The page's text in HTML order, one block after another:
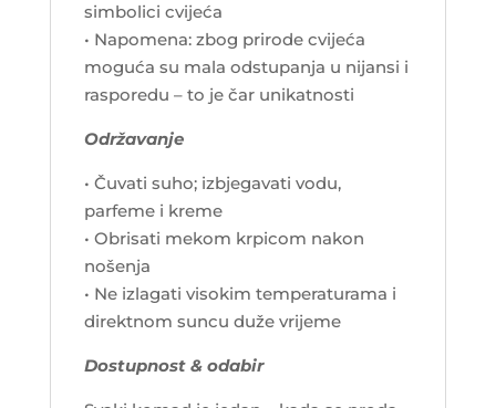
simbolici cvijeća
• Napomena: zbog prirode cvijeća
moguća su mala odstupanja u nijansi i
rasporedu – to je čar unikatnosti
Održavanje
• Čuvati suho; izbjegavati vodu,
parfeme i kreme
• Obrisati mekom krpicom nakon
nošenja
• Ne izlagati visokim temperaturama i
direktnom suncu duže vrijeme
Dostupnost & odabir